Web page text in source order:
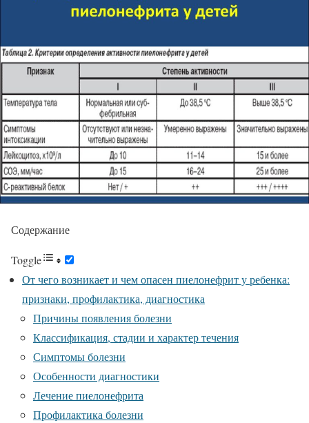
Содержание
Toggle
От чего возникает и чем опасен пиелонефрит у ребенка:
признаки, профилактика, диагностика
Причины появления болезни
Классификация, стадии и характер течения
Симптомы болезни
Особенности диагностики
Лечение пиелонефрита
Профилактика болезни